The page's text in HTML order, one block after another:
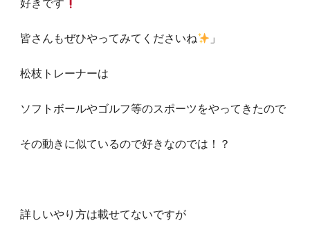
好きです
皆さんもぜひやってみてくださいね 」
松枝トレーナーは
ソフトボールやゴルフ等のスポーツをやってきたので
その動きに似ているので好きなのでは！？
詳しいやり方は載せてないですが